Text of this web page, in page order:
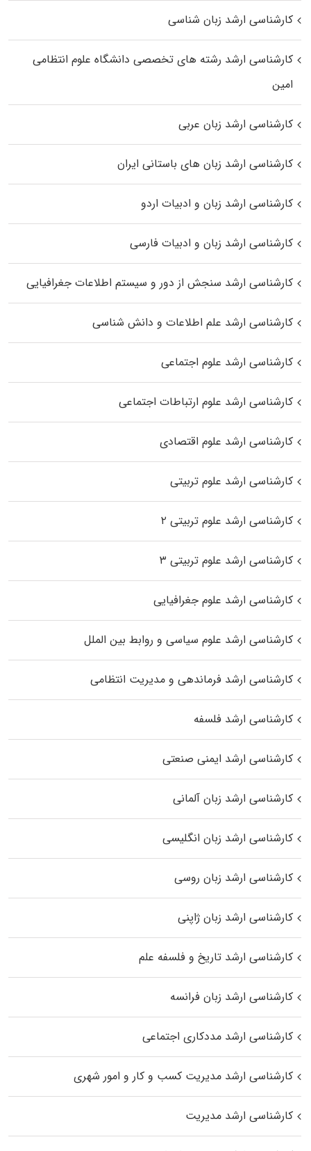
کارشناسی ارشد زبان شناسی
کارشناسی ارشد رﺷﺘﻪ ﻫﺎی تخصصی داﻧﺸﮕﺎه ﻋﻠﻮم انتظامی
اﻣﻴﻦ
کارشناسی ارشد زبان عربی
کارشناسی ارشد زبان‌ های باستانی ایران
کارشناسی ارشد زبان و ادبیات اردو
کارشناسی ارشد زبان و ادبیات فارسی
کارشناسی ارشد سنجش از دور و سیستم اطلاعات جغرافیایی
کارشناسی ارشد علم اطلاعات و دانش شناسی
کارشناسی ارشد علوم اجتماعی
کارشناسی ارشد علوم ارتباطات اجتماعی
کارشناسی ارشد علوم اقتصادی
کارشناسی ارشد علوم تربیتی
کارشناسی ارشد علوم تربیتی ۲
کارشناسی ارشد علوم تربیتی ۳
کارشناسی ارشد علوم جغرافیایی
کارشناسی ارشد علوم سیاسی و روابط بین الملل
کارشناسی ارشد فرماندهی و مدیریت انتظامی
کارشناسی ارشد فلسفه
کارشناسی ارشد ایمنی صنعتی
کارشناسی ارشد زبان آلمانی
کارشناسی ارشد زبان انگلیسی
کارشناسی ارشد زبان روسی
کارشناسی ارشد زبان ژاپنی
کارشناسی ارشد تاریخ و فلسفه علم
کارشناسی ارشد زبان فرانسه
کارشناسی ارشد مددکاری اجتماعی
کارشناسی ارشد مدیریت کسب و کار و امور شهری
کارشناسی ارشد مدیریت